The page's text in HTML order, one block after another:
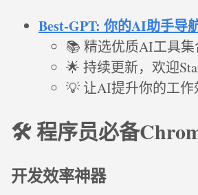
Best-GPT: 你的AI助手导
📚 精选优质AI工具集
🌟 持续更新，欢迎
💡 让AI提升你的工作
🛠️ 程序员必备
开发效率神器